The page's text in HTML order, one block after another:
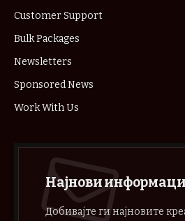
Customer Support
Bulk Packages
Newsletters
Sponsored News
Work With Us
Најнови
Добивајте ги најновите